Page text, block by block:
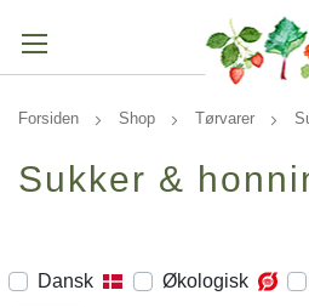
Forsiden Shop Tørvarer
Sukker &
Dansk Økologisk